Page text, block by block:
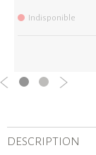
Indisponible
DESCRIPTION